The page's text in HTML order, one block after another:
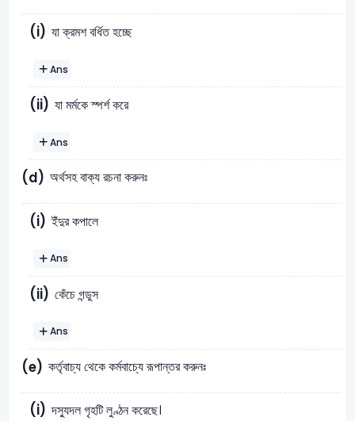
(i) যা ক্রমশ বর্ধিত হচ্ছে
Ans
(ii) যা মর্মকে স্পর্শ করে
Ans
(d) অর্থসহ বাক্য রচনা করুনঃ
(i) ইঁদুর কপালে
Ans
(ii) কেঁচে গন্ডুস
Ans
(e) কর্তৃবাচ্য থেকে কর্মবাচ্যে রূপান্তর করুনঃ
(i) দস্যুদল গৃহটি লুণ্ঠন করেছে।